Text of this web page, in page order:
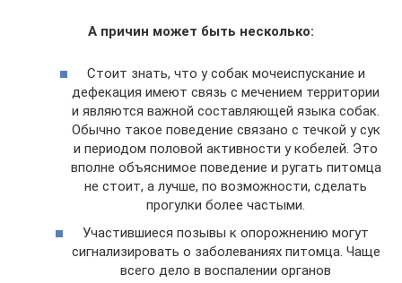
А причин может быть несколько:
Стоит знать, что у собак мочеиспускание и
дефекация имеют связь с мечением территории
и являются важной составляющей языка собак.
Обычно такое поведение связано с течкой у сук
и периодом половой активности у кобелей. Это
вполне объяснимое поведение и ругать питомца
не стоит, а лучше, по возможности, сделать
прогулки более частыми.
Участившиеся позывы к опорожнению могут
сигнализировать о заболеваниях питомца. Чаще
всего дело в воспалении органов